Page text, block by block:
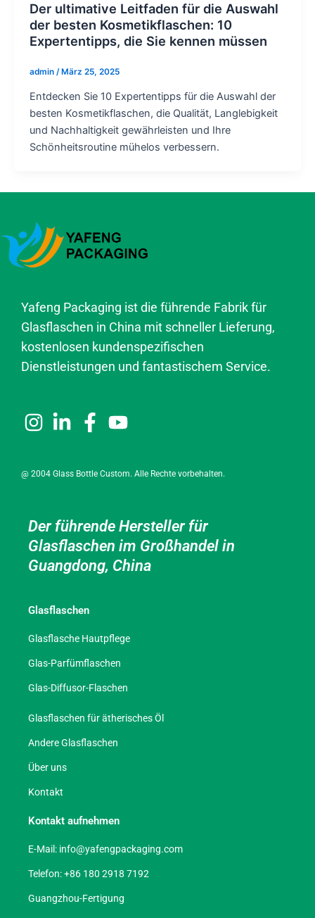
Der ultimative Leitfaden für die Auswahl
der besten Kosmetikflaschen: 10
Expertentipps, die Sie kennen müssen
admin / März 25, 2025
Entdecken Sie 10 Expertentipps für die Auswahl der
besten Kosmetikflaschen, die Qualität, Langlebigkeit
und Nachhaltigkeit gewährleisten und Ihre
Schönheitsroutine mühelos verbessern.
Yafeng Packaging ist die führende Fabrik für
Glasflaschen in China mit schneller Lieferung,
kostenlosen kundenspezifischen
Dienstleistungen und fantastischem Service.
@ 2004 Glass Bottle Custom. Alle Rechte vorbehalten.
Der führende Hersteller für
Glasflaschen im Großhandel in
Guangdong, China
Glasflaschen
Glasflasche Hautpflege
Glas-Parfümflaschen
Glas-Diffusor-Flaschen
Glasflaschen für ätherisches Öl
Andere Glasflaschen
Über uns
Kontakt
Kontakt aufnehmen
E-Mail: info@yafengpackaging.com
Telefon: +86 180 2918 7192
Guangzhou-Fertigung